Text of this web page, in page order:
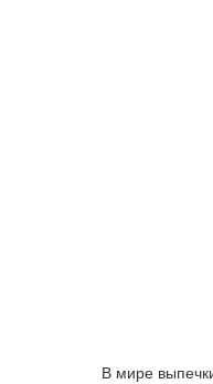
В мире